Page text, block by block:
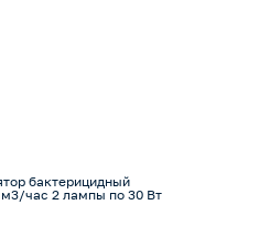
бактерицидный
час 2 лампы по 30 Вт